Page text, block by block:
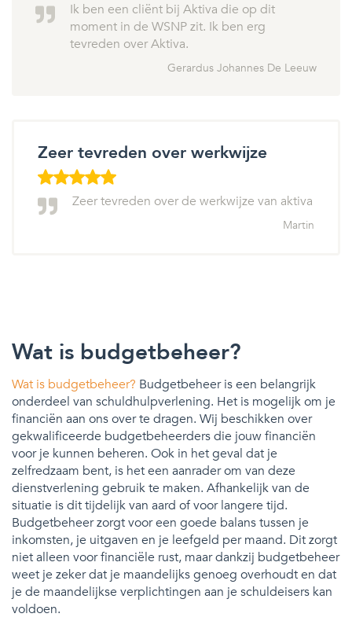
Ik ben een cliënt bij Aktiva die op dit
moment in de WSNP zit. Ik ben erg
tevreden over Aktiva.
Gerardus Johannes De Leeuw
Zeer tevreden over werkwijze
Zeer tevreden over de werkwijze van aktiva
Martin
Wat is budgetbeheer?
Wat is budgetbeheer? Budgetbeheer is een belangrijk
onderdeel van schuldhulpverlening. Het is mogelijk om je
financiën aan ons over te dragen. Wij beschikken over
gekwalificeerde budgetbeheerders die jouw financiën
voor je kunnen beheren. Ook in het geval dat je
zelfredzaam bent, is het een aanrader om van deze
dienstverlening gebruik te maken. Afhankelijk van de
situatie is dit tijdelijk van aard of voor langere tijd.
Budgetbeheer zorgt voor een goede balans tussen je
inkomsten, je uitgaven en je leefgeld per maand. Dit zorgt
niet alleen voor financiële rust, maar dankzij budgetbeheer
weet je zeker dat je maandelijks genoeg overhoudt en dat
je de maandelijkse verplichtingen aan je schuldeisers kan
voldoen.